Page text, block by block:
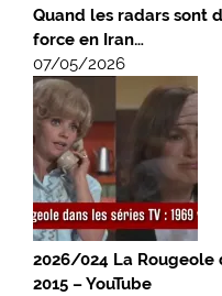
Quand les radars sont
force en Iran…
07/05/2026
2026/024 La Rougeole
2015 – YouTube